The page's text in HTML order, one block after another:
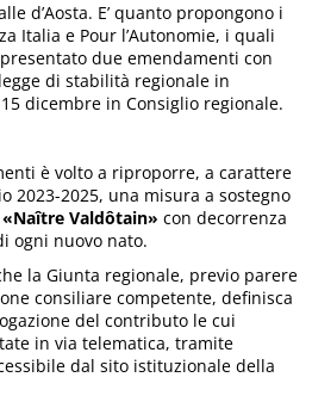
d’Aosta. E’ quanto propongono i
Italia e Pour l’Autonomie, i quali
due emendamenti con
di stabilità regionale in
dicembre in Consiglio regionale.
è volto a riproporre, a carattere
2023-2025, una misura a sostegno
«Naître Valdôtain» con decorrenza
ogni nuovo nato.
la Giunta regionale, previo parere
consiliare competente, definisca
del contributo le cui
in via telematica, tramite
dal sito istituzionale della